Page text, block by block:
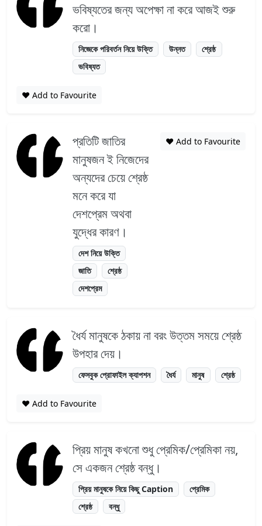
ভবিষ্যতের জন্য অপেক্ষা না করে আজই শুরু
করো।
নিজেকে পরিবর্তন নিয়ে উক্তি উন্নত
শ্রেষ্ঠ
ভবিষ্যত
❤️ Add to Favourite
প্রতিটি জাতির
মানুষজন ই নিজেদের
অন্যদের চেয়ে শ্রেষ্ঠ
মনে করে যা
দেশপ্রেম অথবা
যুদ্ধের কারণ।
দেশ নিয়ে উক্তি
জাতি
শ্রেষ্ঠ
দেশপ্রেম
❤️ Add to Favourite
ধৈর্য মানুষকে ঠকায় না বরং উত্তম সময়ে শ্রেষ্ঠ
উপহার দেয়।
ফেসবুক প্রোফাইল ক্যাপশন ধৈর্য মানুষ শ্রেষ্ঠ
❤️ Add to Favourite
প্রিয় মানুষ কখনো শুধু প্রেমিক/প্রেমিকা নয়,
সে একজন শ্রেষ্ঠ বন্ধু।
প্রিয় মানুষকে নিয়ে কিছু Caption
প্রেমিক
শ্রেষ্ঠ
বন্ধু